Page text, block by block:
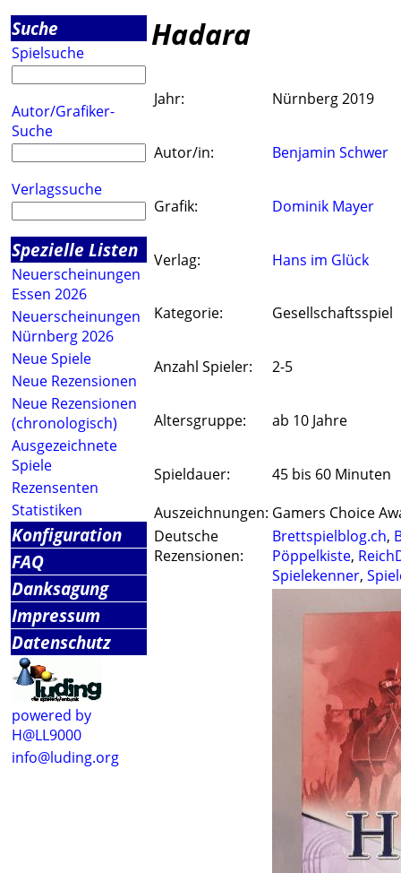
Suche
Spielsuche
Autor/Grafiker-
Suche
Verlagssuche
Spezielle Listen
Neuerscheinungen
Essen 2026
Neuerscheinungen
Nürnberg 2026
Neue Spiele
Neue Rezensionen
Neue Rezensionen
(chronologisch)
Ausgezeichnete
Spiele
Rezensenten
Statistiken
Konfiguration
FAQ
Danksagung
Impressum
Datenschutz
powered by
H@LL9000
info@luding.org
Hadara
Jahr: Nürnberg 2019
Autor/in: Benjamin Schwer
Grafik: Dominik Mayer
Verlag: Hans im Glück
Kategorie: Gesellschaftsspiel
Anzahl Spieler: 2-5
Altersgruppe: ab 10 Jahre
Spieldauer:
45 bis 60 Minuten
Auszeichnungen: Gamers Choice
Deutsche
Rezensionen:
Brettspielblog.ch,
Pöppelkiste,
Spielekenner,